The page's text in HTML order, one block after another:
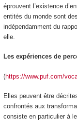
éprouvent l’existence
entités du monde sont
indépendamment du
elle.
Les expériences de
(https://www.puf.com/
Elles peuvent être
confrontés aux
consiste en particulier à